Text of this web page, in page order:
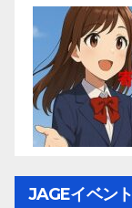
JAGEイベン